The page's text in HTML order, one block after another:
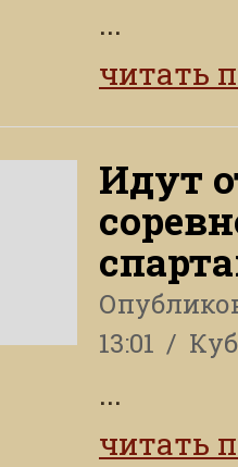
...
читать
Идут
13:01
...
читать